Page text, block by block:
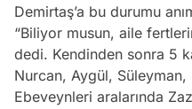
Demirtaş’a bu durumu
“Biliyor musun, aile
dedi. Kendinden sonra 5
Nurcan, Aygül, Süleyman,
Ebeveynleri aralarında